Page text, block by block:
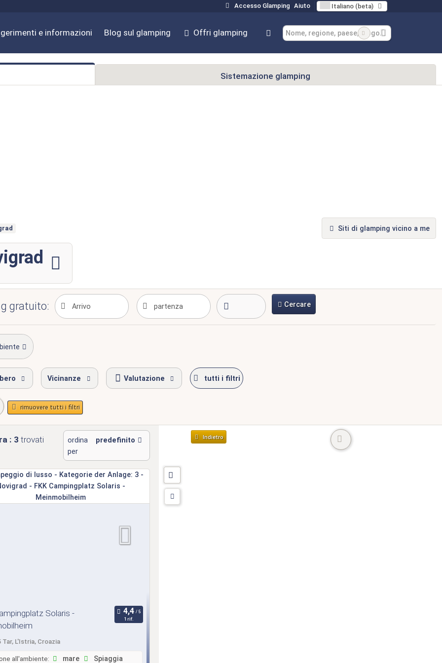
Accesso Glamping Aiuto Italiano (beta)
e informazioni Blog sul glamping Offri glamping
Sistemazione glamping
Siti di glamping vicino a me
gratuito: Cercare
Vicinanze Valutazione tutti i filtri
rimuovere tutti i filtri
: 3 trovati
ordina
per
predefinito
Solaris -
1 rif.
Tar, L'Istria, Croazia
all'ambiente: mare
Spiaggia
Indietro